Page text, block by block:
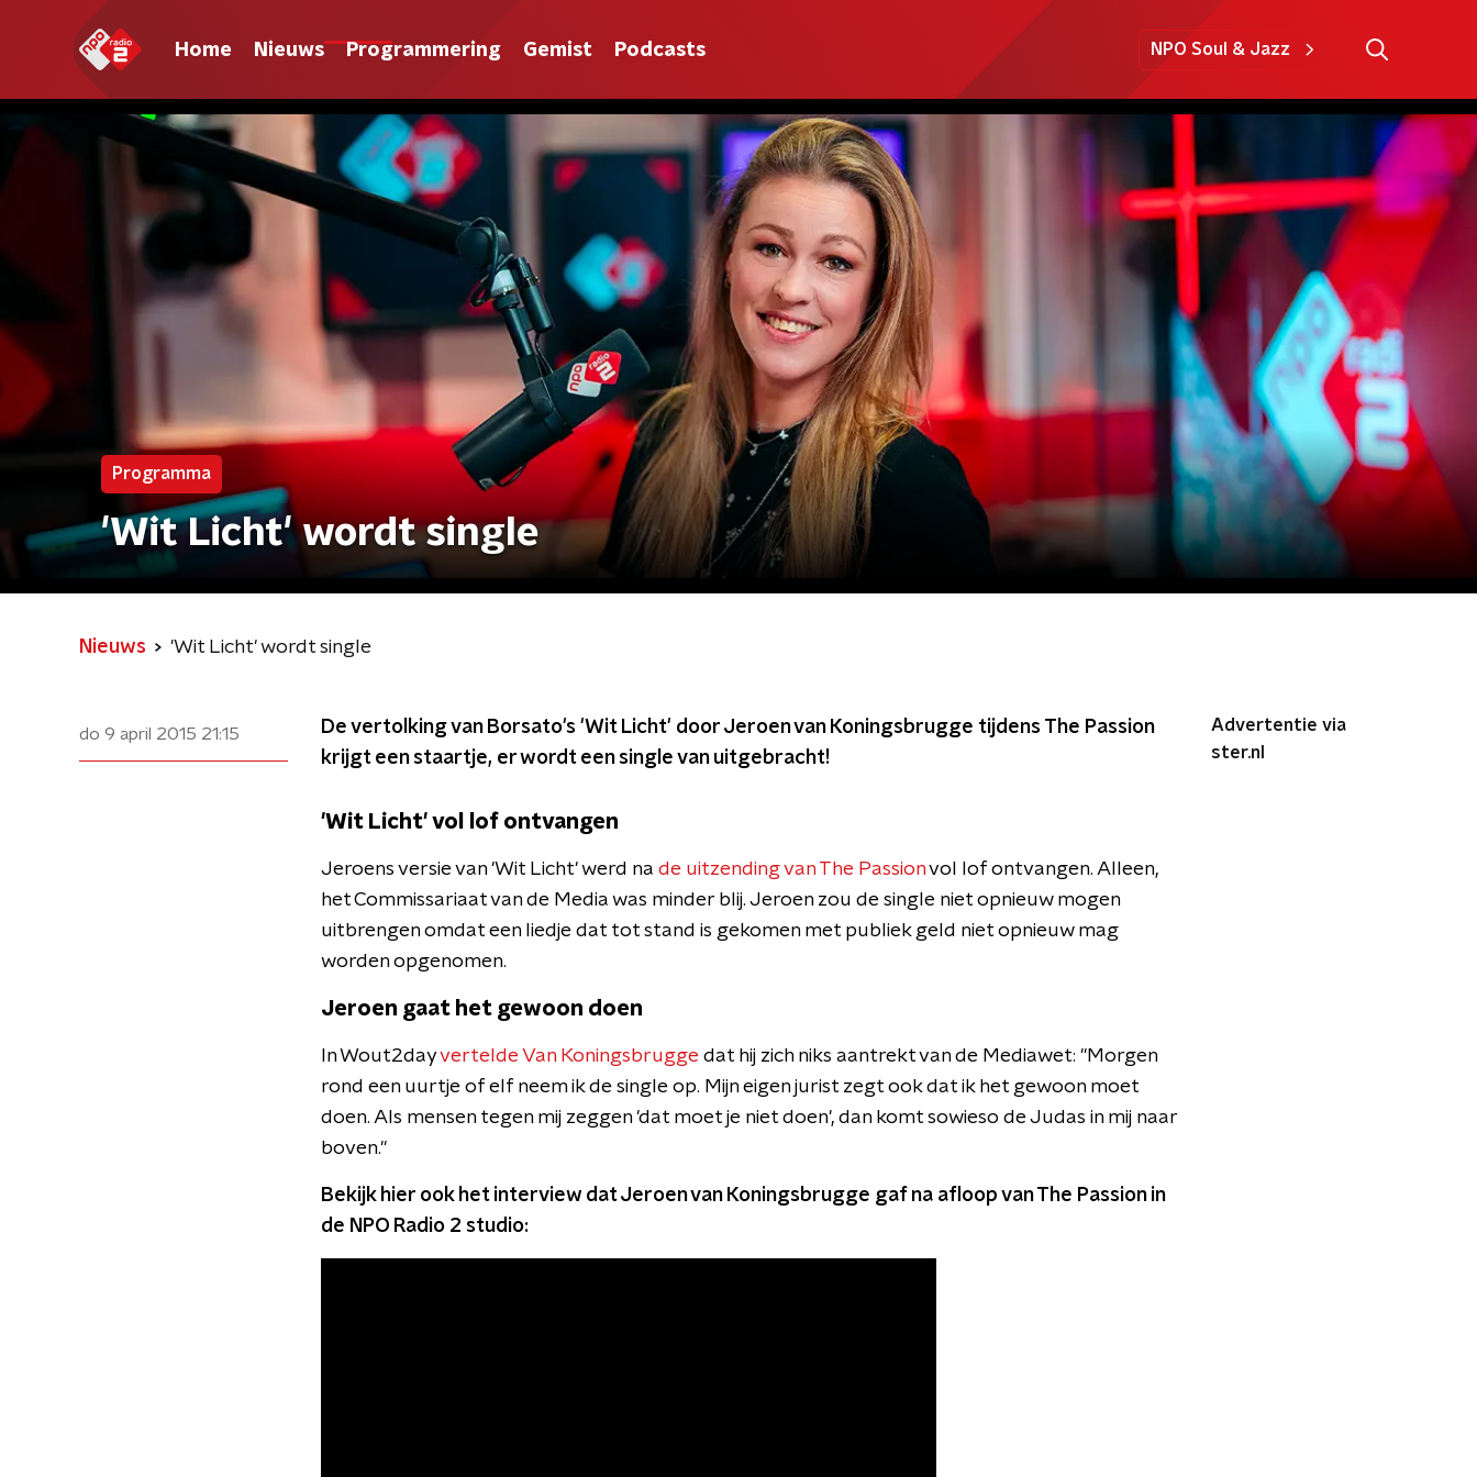
Home Nieuws Programmering Gemist Podcasts NPO Soul & Jazz
Programma
'Wit Licht' wordt single
Nieuws 'Wit Licht' wordt single
do 9 april 2015 21:15
De vertolking van Borsato's 'Wit Licht' door Jeroen van Koningsbrugge tijdens The Passion
krijgt een staartje, er wordt een single van uitgebracht!
'Wit Licht' vol lof ontvangen
Jeroens versie van 'Wit Licht' werd na de uitzending van The Passionvol lof ontvangen. Alleen,
hetCommissariaat van de Media was minder blij. Jeroen zou de single niet opnieuw mogen
uitbrengen omdat een liedje dat tot stand is gekomen met publiek geld niet opnieuw mag
worden opgenomen.
Jeroen gaat het gewoon doen
In Wout2dayvertelde Van Koningsbrugge dat hij zich niks aantrekt van de Mediawet: ''Morgen
rond een uurtje of elf neem ik de single op. Mijn eigen jurist zegt ook dat ik het gewoon moet
doen. Als mensen tegen mij zeggen 'dat moet je niet doen', dan komt sowieso de Judas in mij naar
boven.''
Bekijk hier ook het interview dat Jeroen van Koningsbrugge gaf na afloop van The Passion in
de NPO Radio 2 studio:
Advertentie via
ster.nl